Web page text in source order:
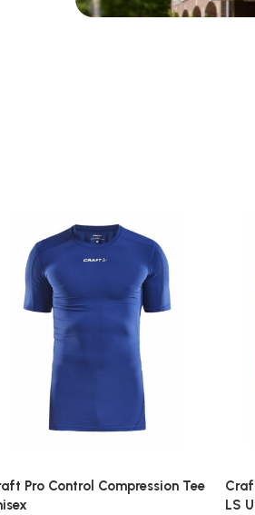
Pro Control Compression Tee
LS